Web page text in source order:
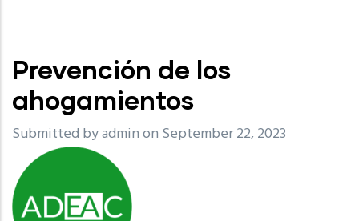
Prevención de los
ahogamientos
Submitted byadminon September 22, 2023